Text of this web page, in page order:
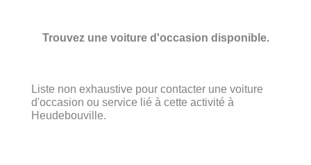
Trouvez une voiture d'occasion disponible.
Liste non exhaustive pour contacter une voiture
d'occasion ou service lié à cette activité à
Heudebouville.